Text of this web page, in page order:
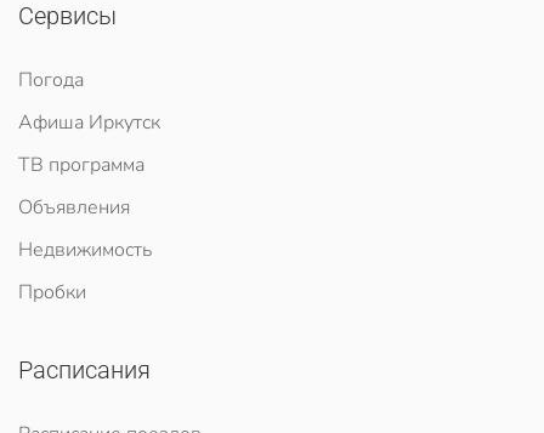
Сервисы
Погода
Афиша Иркутск
ТВ программа
Объявления
Недвижимость
Пробки
Расписания